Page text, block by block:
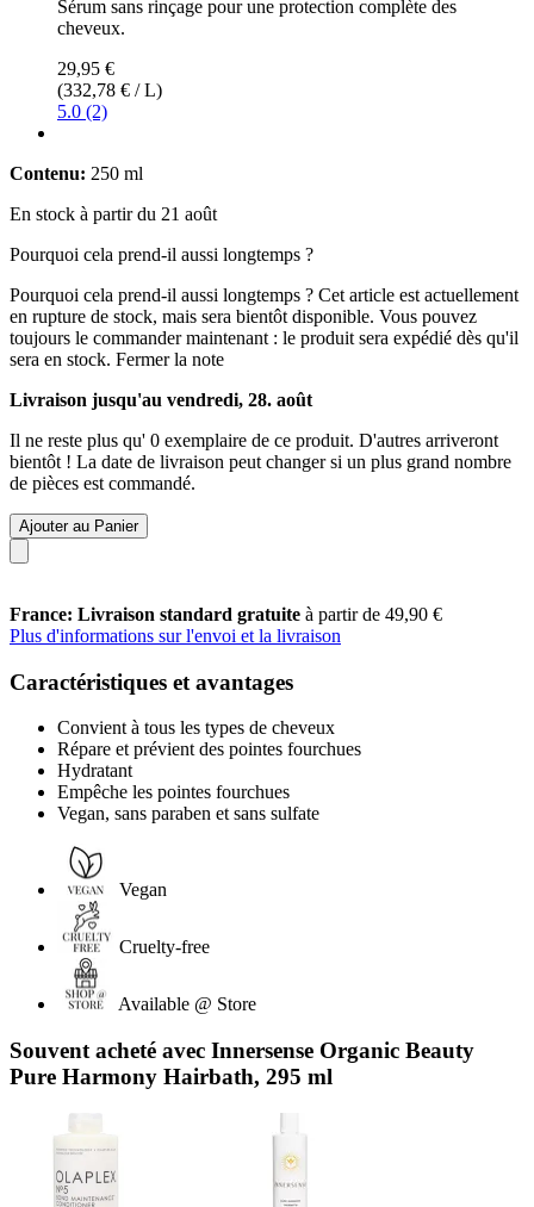
Sérum sans rinçage pour une protection complète des
cheveux.
29,95 €
(332,78 € / L)
5.0 (2)
Contenu: 250 ml
En stock à partir du 21 août
Pourquoi cela prend-il aussi longtemps ?
Pourquoi cela prend-il aussi longtemps ? Cet article est actuellement
en rupture de stock, mais sera bientôt disponible. Vous pouvez
toujours le commander maintenant : le produit sera expédié dès qu'il
sera en stock. Fermer la note
Livraison jusqu'au vendredi, 28. août
Il ne reste plus qu' 0 exemplaire de ce produit. D'autres arriveront
bientôt ! La date de livraison peut changer si un plus grand nombre
de pièces est commandé.
Ajouter au Panier
France: Livraison standard gratuite à partir de 49,90 €
Plus d'informations sur l'envoi et la livraison
Caractéristiques et avantages
Convient à tous les types de cheveux
Répare et prévient des pointes fourchues
Hydratant
Empêche les pointes fourchues
Vegan, sans paraben et sans sulfate
Vegan
Cruelty-free
Available @ Store
Souvent acheté avec Innersense Organic Beauty
Pure Harmony Hairbath, 295 ml